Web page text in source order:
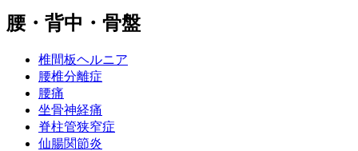
腰・背中・骨盤
椎間板ヘルニア
腰椎分離症
腰痛
坐骨神経痛
脊柱管狭窄症
仙腸関節炎